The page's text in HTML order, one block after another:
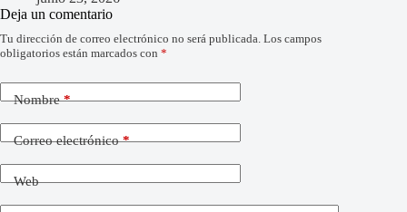
Deja un comentario
Tu dirección de correo electrónico no será publicada. Los campos
obligatorios están marcados con *
Nombre*
Correo electrónico*
Web